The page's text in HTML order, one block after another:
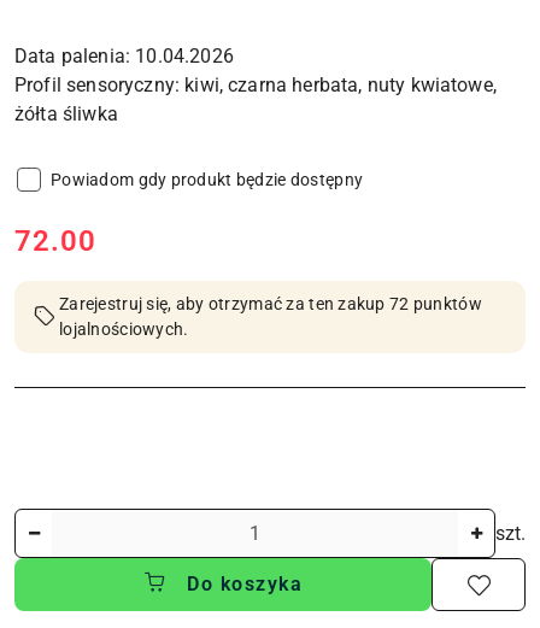
Data palenia: 10.04.2026
Profil sensoryczny: kiwi, czarna herbata, nuty kwiatowe,
Powiadom gdy produkt będzie dostępny
cena:
72.00
Zarejestruj się, aby otrzymać za ten zakup 72 punktów
lojalnościowych.
szt.
Do koszyka